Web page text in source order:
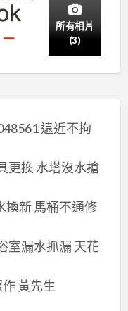
所有相片
(3)
遠近不拘
更換 水塔沒水搶
換新 馬桶不通修
室漏水抓漏 天花
黃先生